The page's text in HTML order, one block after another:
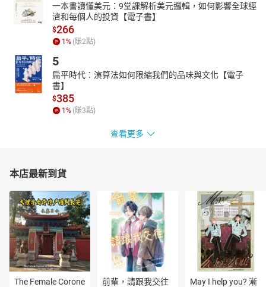
一本書讀懂美元：9堂課解析美元邏輯，如何影響全球經
濟和每個人的投資【電子書】
$266
1 % (賺2點)
5
扁平時代：演算法如何限縮我們的品味與文化【電子
書】
$385
1 % (賺3點)
查看更多
本店最新到貨
The Female Corone
前輩，請跟我交往
May I help you? 漸